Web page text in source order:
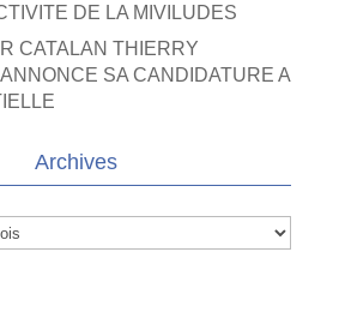
DE LA MIVILUDES
CATALAN THIERRY
SA CANDIDATURE A
Archives